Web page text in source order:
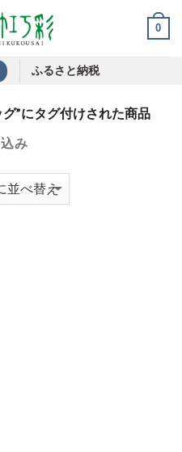
0
ふるさと納税
”にタグ付けされた商品
み